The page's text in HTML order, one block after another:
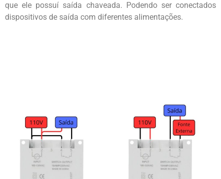
que ele possuí saída chaveada. Podendo ser conectados
dispositivos de saída com diferentes alimentações.